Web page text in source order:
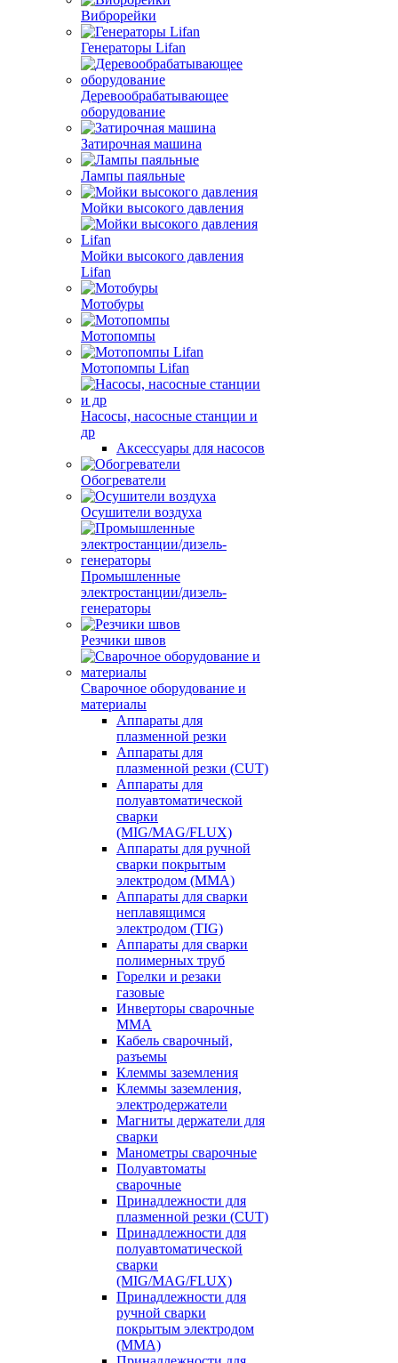
Виброрейки
Генераторы Lifan
Деревообрабатывающее
оборудование
Затирочная машина
Лампы паяльные
Мойки высокого давления
Мойки высокого давления
Lifan
Мотобуры
Мотопомпы
Мотопомпы Lifan
Насосы, насосные станции и
др
Аксессуары для насосов
Обогреватели
Осушители воздуха
Промышленные
электростанции/дизель-
генераторы
Резчики швов
Сварочное оборудование и
материалы
Аппараты для
плазменной резки
Аппараты для
плазменной резки (CUT)
Аппараты для
полуавтоматической
сварки
(MIG/MAG/FLUX)
Аппараты для ручной
сварки покрытым
электродом (MMA)
Аппараты для сварки
неплавящимся
электродом (TIG)
Аппараты для сварки
полимерных труб
Горелки и резаки
газовые
Инверторы сварочные
ММА
Кабель сварочный,
разъемы
Клеммы заземления
Клеммы заземления,
электродержатели
Магниты держатели для
сварки
Манометры сварочные
Полуавтоматы
сварочные
Принадлежности для
плазменной резки (CUT)
Принадлежности для
полуавтоматической
сварки
(MIG/MAG/FLUX)
Принадлежности для
ручной сварки
покрытым электродом
(MMA)